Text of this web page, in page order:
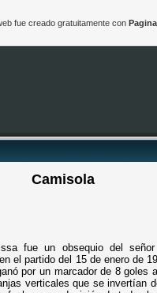
Camisola
fue un obsequio del
el partido del 15 de enero de
por un marcador de 8 goles
verticales que se invertían
fue creado gratuitamente con